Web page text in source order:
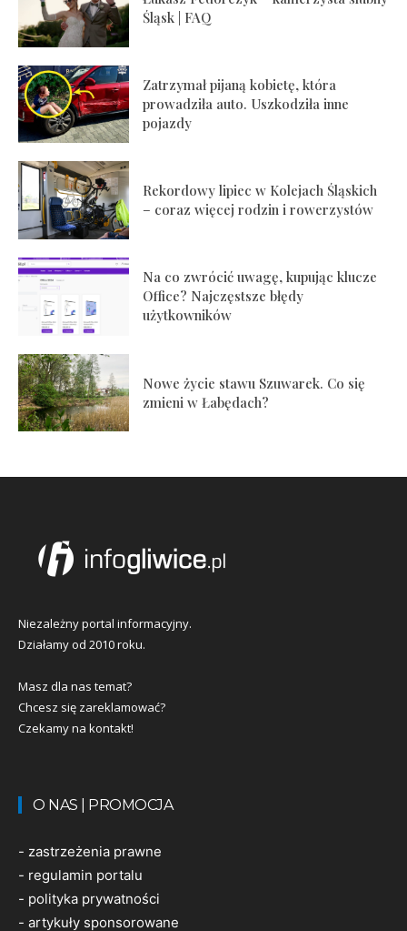
Śląsk | FAQ
Zatrzymał pijaną kobietę, która
prowadziła auto. Uszkodziła inne
pojazdy
Rekordowy lipiec w Kolejach Śląskich
– coraz więcej rodzin i rowerzystów
Na co zwrócić uwagę, kupując klucze
Office? Najczęstsze błędy
użytkowników
Nowe życie stawu Szuwarek. Co się
zmieni w Łabędach?
Niezależny portal informacyjny.
Działamy od 2010 roku.
Masz dla nas temat?
Chcesz się zareklamować?
Czekamy na kontakt!
O NAS | PROMOCJA
- zastrzeżenia prawne
- regulamin portalu
- polityka prywatności
- artykuły sponsorowane